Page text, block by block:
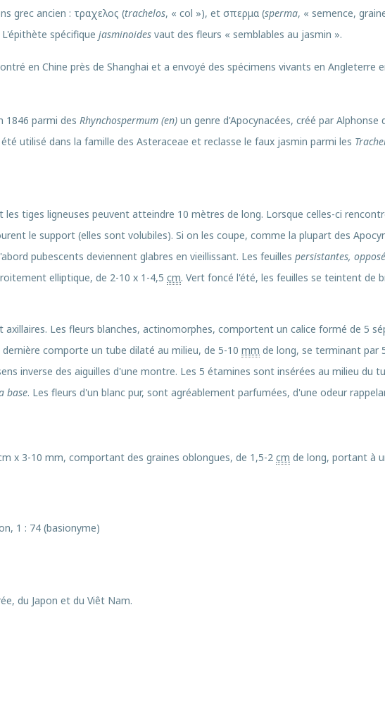
grec ancien : τραχελος (trachelos, « col »), et σπερμα (sperma, « semence,
spécifique jasminoides vaut des fleurs « semblables au jasmin ».
en Chine près de Shanghai et a envoyé des spécimens vivants en Angleterre
1846 parmi des Rhynchospermum (en) un genre d'Apocynacées, créé par Alphonse
utilisé dans la famille des Asteraceae et reclasse le faux jasmin parmi les
tiges ligneuses peuvent atteindre 10 mètres de long. Lorsque celles-ci
le support (elles sont volubiles). Si on les coupe, comme la plupart des
pubescents deviennent glabres en vieillissant. Les feuilles persistantes,
elliptique, de 2-10 x 1-4,5 cm. Vert foncé l'été, les feuilles se teintent de
Les fleurs blanches, actinomorphes, comportent un calice formé de 5
comporte un tube dilaté au milieu, de 5-10 mm de long, se terminant par
inverse des aiguilles d'une montre. Les 5 étamines sont insérées au milieu du
base. Les fleurs d'un blanc pur, sont agréablement parfumées, d'une odeur
x 3-10 mm, comportant des graines oblongues, de 1,5-2 cm de long, portant à
1 : 74 (basionyme)
du Japon et du Viêt Nam.